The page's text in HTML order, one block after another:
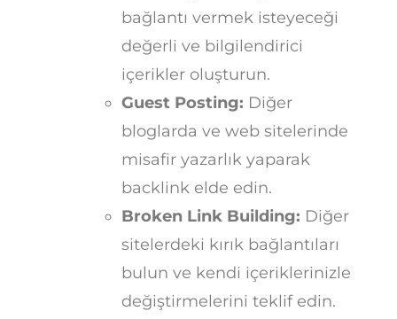
bağlantı vermek isteyeceği
değerli ve bilgilendirici
içerikler oluşturun.
Guest Posting: Diğer
bloglarda ve web sitelerinde
misafir yazarlık yaparak
backlink elde edin.
Broken Link Building: Diğer
sitelerdeki kırık bağlantıları
bulun ve kendi içeriklerinizle
değiştirmelerini teklif edin.